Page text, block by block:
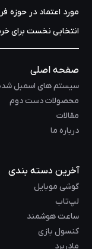
مورد اعتماد در حوزه‌
انتخابی نخست برای
صفحه اصلی
سیستم های اسمبل
محصولات دست دوم
مقالات
درباره ما
آخرین دسته بندی
گوشی موبایل
لپ‌تاب
ساعت هوشمند
کنسول بازی
مادربرد